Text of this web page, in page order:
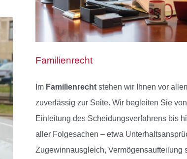
Familienrecht
Im Familienrecht stehen wir Ihnen vor
zuverlässig zur Seite. Wir begleiten Sie
Einleitung des Scheidungsverfahrens bis
aller Folgesachen – etwa
Zugewinnausgleich, Vermögensaufteilung